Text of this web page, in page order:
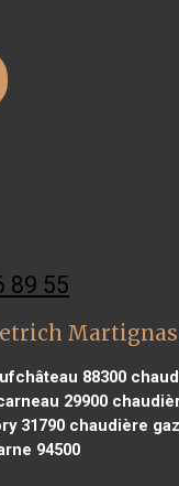
89 55
Martignas
88300
29900
31790chaudière gaz
94500